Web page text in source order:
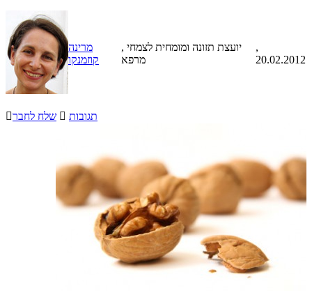
מרינה
קוזמנקו
, יועצת תזונה ומומחית לצמחי
מרפא
,
20.02.2012
שלח לחבר  תגובות